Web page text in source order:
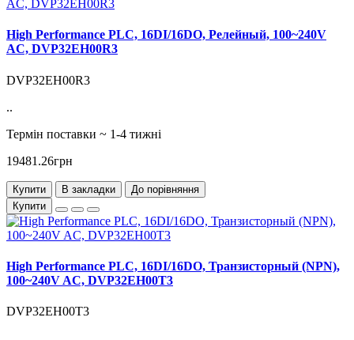
High Performance PLC, 16DI/16DO, Релейный, 100~240V
AC, DVP32EH00R3
DVP32EH00R3
..
Термін поставки ~ 1-4 тижні
19481.26грн
Купити В закладки
До порівняння
Купити
High Performance PLC, 16DI/16DO, Транзисторный (NPN),
100~240V AC, DVP32EH00T3
DVP32EH00T3